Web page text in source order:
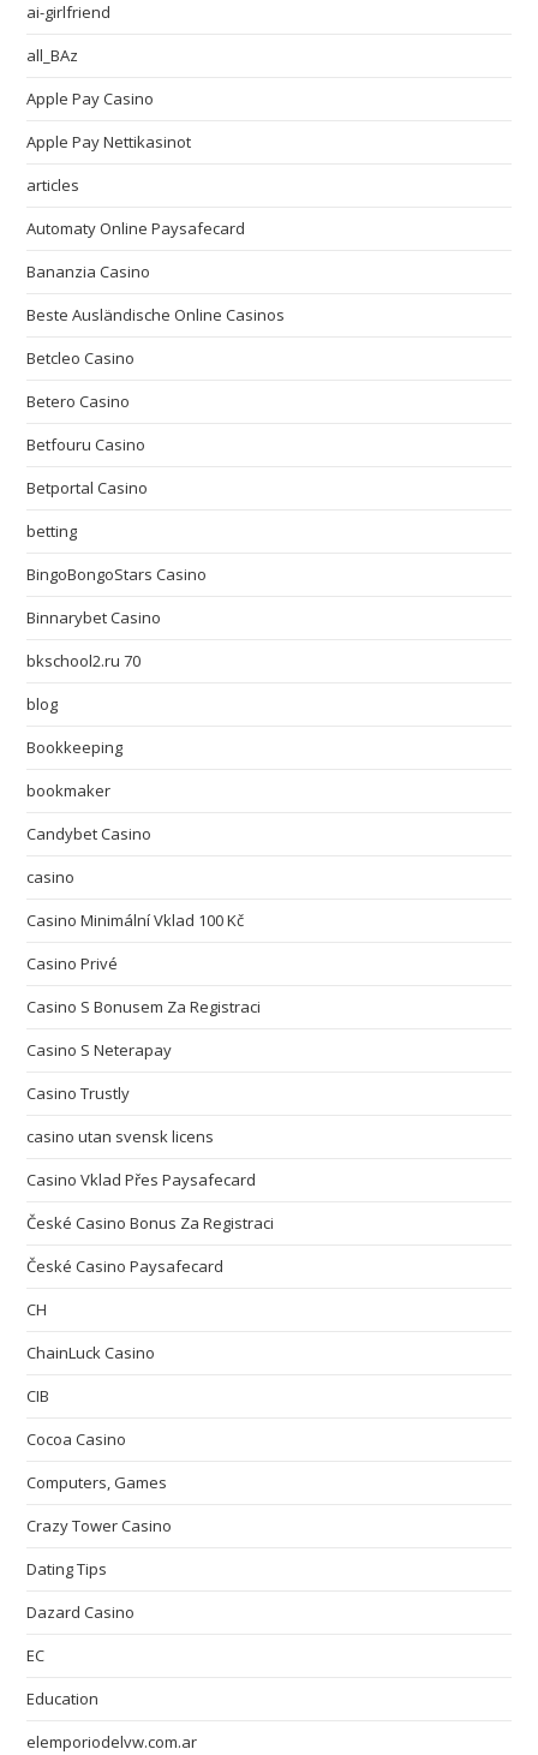
ai-girlfriend
all_BAz
Apple Pay Casino
Apple Pay Nettikasinot
articles
Automaty Online Paysafecard
Bananzia Casino
Beste Ausländische Online Casinos
Betcleo Casino
Betero Casino
Betfouru Casino
Betportal Casino
betting
BingoBongoStars Casino
Binnarybet Casino
bkschool2.ru 70
blog
Bookkeeping
bookmaker
Candybet Casino
casino
Casino Minimální Vklad 100 Kč
Casino Privé
Casino S Bonusem Za Registraci
Casino S Neterapay
Casino Trustly
casino utan svensk licens
Casino Vklad Přes Paysafecard
České Casino Bonus Za Registraci
České Casino Paysafecard
CH
ChainLuck Casino
CIB
Cocoa Casino
Computers, Games
Crazy Tower Сasino
Dating Tips
Dazard Casino
EC
Education
elemporiodelvw.com.ar